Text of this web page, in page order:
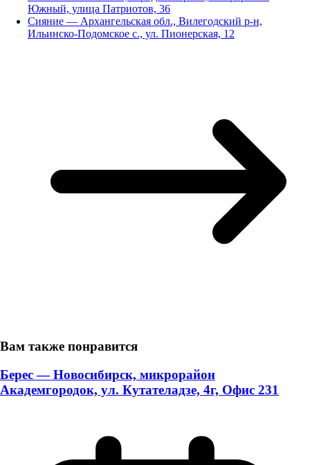
Южный, улица Патриотов, 36
Сияние — Архангельская обл., Вилегодский р-н,
Ильинско-Подомское с., ул. Пионерская, 12
Вам также понравится
Берес — Новосибирск, микрорайон
Академгородок, ул. Кутателадзе, 4г, Офис 231